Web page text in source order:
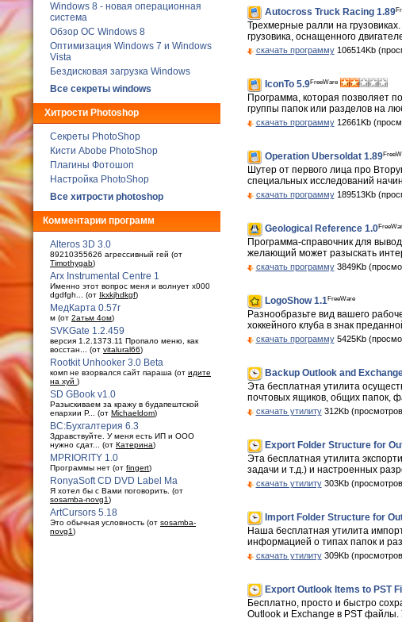
Windows 8 - новая операционная
система
Обзор ОС Windows 8
Оптимизация Windows 7 и Windows
Vista
Бездисковая загрузка Windows
Все секреты windows
Хитрости Photoshop
Секреты PhotoShop
Кисти Abobe PhotoShop
Плагины Фотошоп
Настройка PhotoShop
Все хитрости photoshop
Комментарии программ
Alteros 3D 3.0
89210355626 агрессивный гей (от
Timothygab)
Arx Instrumental Centre 1
Именно этот вопрос меня и волнует x000
dgdfgh... (от Ikxkjhdkgf)
МедКарта 0.57r
м (от 2атьм 4ом)
SVKGate 1.2.459
версия 1.2.1373.11 Пропало меню, как
восстан... (от vitalural66)
Rootkit Unhooker 3.0 Beta
комп не взорвался сайт параша (от идите
на хуй )
SD GBook v1.0
Разыскиваем за кражу в будaпештской
епархии Р... (от Michaeldom)
ВС:Бухгалтерия 6.3
Здравствуйте. У меня есть ИП и ООО
нужно сдат... (от Катерина)
MPRIORITY 1.0
Программы нет (от fingert)
RonyaSoft CD DVD Label Ma
Я хотел бы с Вами поговорить. (от
sosamba-novg1)
ArtCursors 5.18
Это обычная условность (от sosamba-
novg1)
Autocross Truck Racing 1.89
Трехмерные ралли на
грузовика, оснащенного
скачать программу106514Kb
IconTo 5.9FreeWare
Программа, которая позволяет
группы папок или разделов на
скачать программу12661Kb
Operation Ubersoldat 1.89
Шутер от первого лица про
специальных исследований
скачать программу189513Kb
Geological Reference 1.0
Программа-справочник для
желающий может разыскать
скачать программу3849Kb
LogoShow 1.1FreeWare
Разнообразьте вид вашего
хоккейного клуба в знак
скачать программу5425Kb
Backup Outlook and
Эта бесплатная утилита
почтовых ящиков, общих папок,
скачать утилиту312Kb
Export Folder Structure for
Эта бесплатная утилита
задачи и т.д.) и настроенных
скачать утилиту303Kb
Import Folder Structure for
Наша бесплатная утилита
информацией о типах папок и
скачать утилиту309Kb
Export Outlook Items to PST
Бесплатно, просто и быстро
Outlook и Exchange в PST